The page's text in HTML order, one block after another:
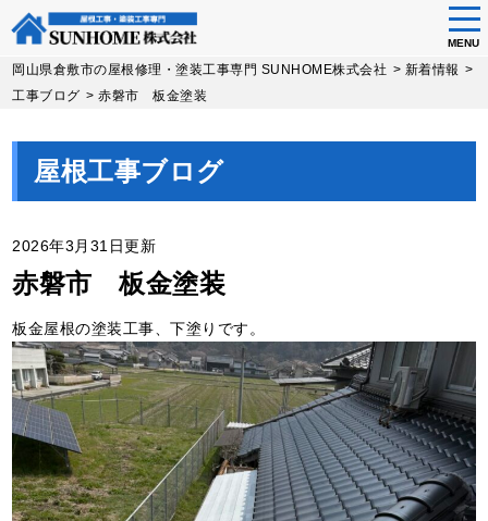
Skip
MENU
岡山県倉敷市の屋根修理・塗装工事専門 SUNHOME株式会社 > 新着情報 >
工事ブログ >赤磐市 板金塗装
屋根工事ブログ
2026年3月31日更新
赤磐市 板金塗装
板金屋根の塗装工事、下塗りです。